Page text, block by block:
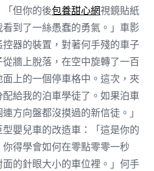
但你的後包養甜心網視鏡貼紙
到了一絲愚蠢的勇氣。」車影
器的裝置，對著何手殘的車子
牆上脫落，在空中旋轉了一百
上的一個停車格中。這次，夾
給我的泊車學徒了。如果泊車
方向盤都沒摸過的新信徒。」
嬰兒車的改造車：「這是你的
得學會如何在零點零零一秒
的針眼大小的車位裡。」何手